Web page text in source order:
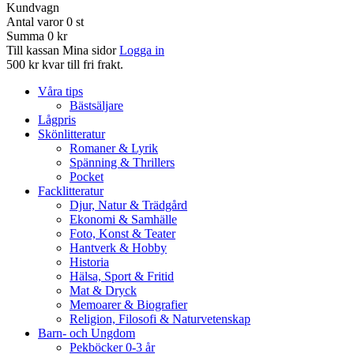
Kundvagn
Antal varor 0 st
Summa 0 kr
Till kassan Mina sidor Logga in
500 kr kvar till fri frakt.
Våra tips
Bästsäljare
Lågpris
Skönlitteratur
Romaner & Lyrik
Spänning & Thrillers
Pocket
Facklitteratur
Djur, Natur & Trädgård
Ekonomi & Samhälle
Foto, Konst & Teater
Hantverk & Hobby
Historia
Hälsa, Sport & Fritid
Mat & Dryck
Memoarer & Biografier
Religion, Filosofi & Naturvetenskap
Barn- och Ungdom
Pekböcker 0-3 år